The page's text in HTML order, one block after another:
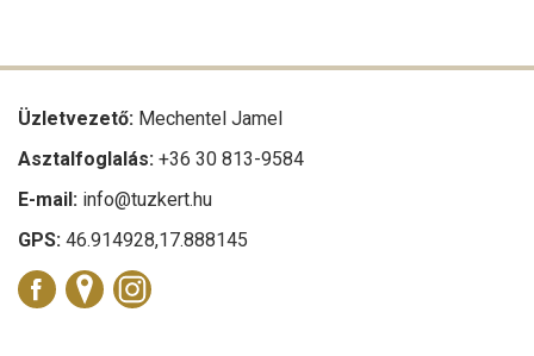
Üzletvezető: Mechentel Jamel
Asztalfoglalás: +36 30 813-9584
E-mail: info@tuzkert.hu
GPS: 46.914928,17.888145